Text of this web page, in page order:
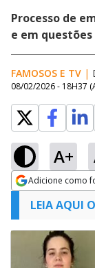
Processo de
e em
FAMOSOS E TV |
08/02/2026 - 18H37
A+
Adicione como
Opens in new
LEIA AQUI